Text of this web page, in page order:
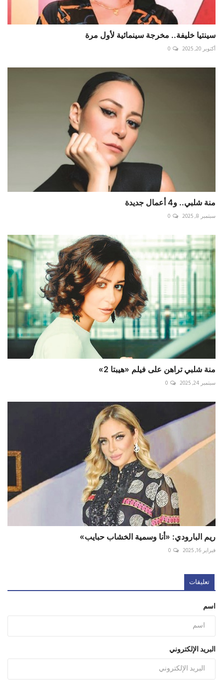
سينتيا خليفة.. مخرجة سينمائية لأول مرة
أكتوبر 20, 2025 0
منة شلبي.. و4 أعمال جديدة
سبتمبر 8, 2025 0
منة شلبي تراهن على فيلم «هيبتا 2»
سبتمبر 24, 2025 0
ريم البارودي: «أنا وسمية الخشاب حبايب»
فبراير 16, 2025 0
تعليقات
اسم
البريد الإلكتروني